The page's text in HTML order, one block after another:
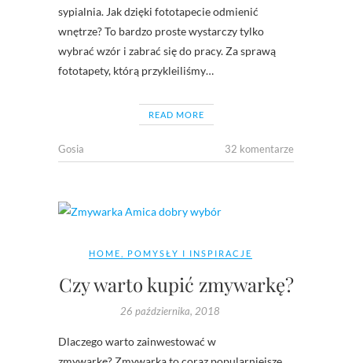
sypialnia. Jak dzięki fototapecie odmienić
wnętrze? To bardzo proste wystarczy tylko
wybrać wzór i zabrać się do pracy. Za sprawą
fototapety, którą przykleiliśmy…
READ MORE
Gosia 32 komentarze
HOME POMYSŁY I INSPIRACJE
Czy warto kupić zmywarkę?
26 października, 2018
Dlaczego warto zainwestować w